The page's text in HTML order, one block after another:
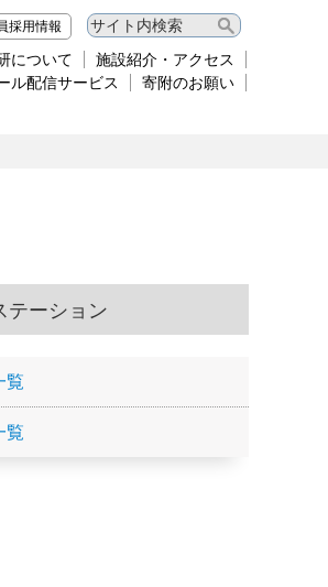
採用情報
について
施設紹介・アクセス
ル配信サービス 寄附のお願い
テーション
覧
覧